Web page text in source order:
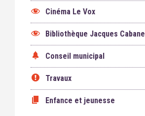
Cinéma Le Vox
Bibliothèque Jacques Cabanel
Conseil municipal
Travaux
Enfance et jeunesse